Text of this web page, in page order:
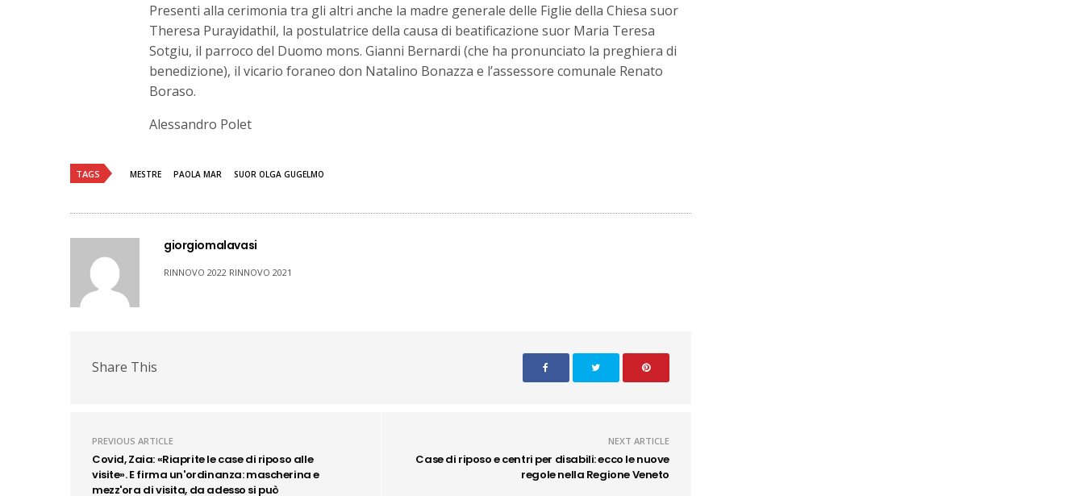
Presenti alla cerimonia tra gli altri anche la madre generale delle Figlie della Chiesa suor
Theresa Purayidathil, la postulatrice della causa di beatificazione suor Maria Teresa
Sotgiu, il parroco del Duomo mons. Gianni Bernardi (che ha pronunciato la preghiera di
benedizione), il vicario foraneo don Natalino Bonazza e l’assessore comunale Renato
Boraso.
Alessandro Polet
TAGS MESTRE PAOLA MAR SUOR OLGA GUGELMO
giorgiomalavasi
RINNOVO 2022 RINNOVO 2021
Share This
PREVIOUS ARTICLE
Covid, Zaia: «Riaprite le case di riposo alle
visite». E firma un'ordinanza: mascherina e
mezz'ora di visita, da adesso si può
NEXT ARTICLE
Case di riposo e centri per disabili: ecco le nuove
regole nella Regione Veneto